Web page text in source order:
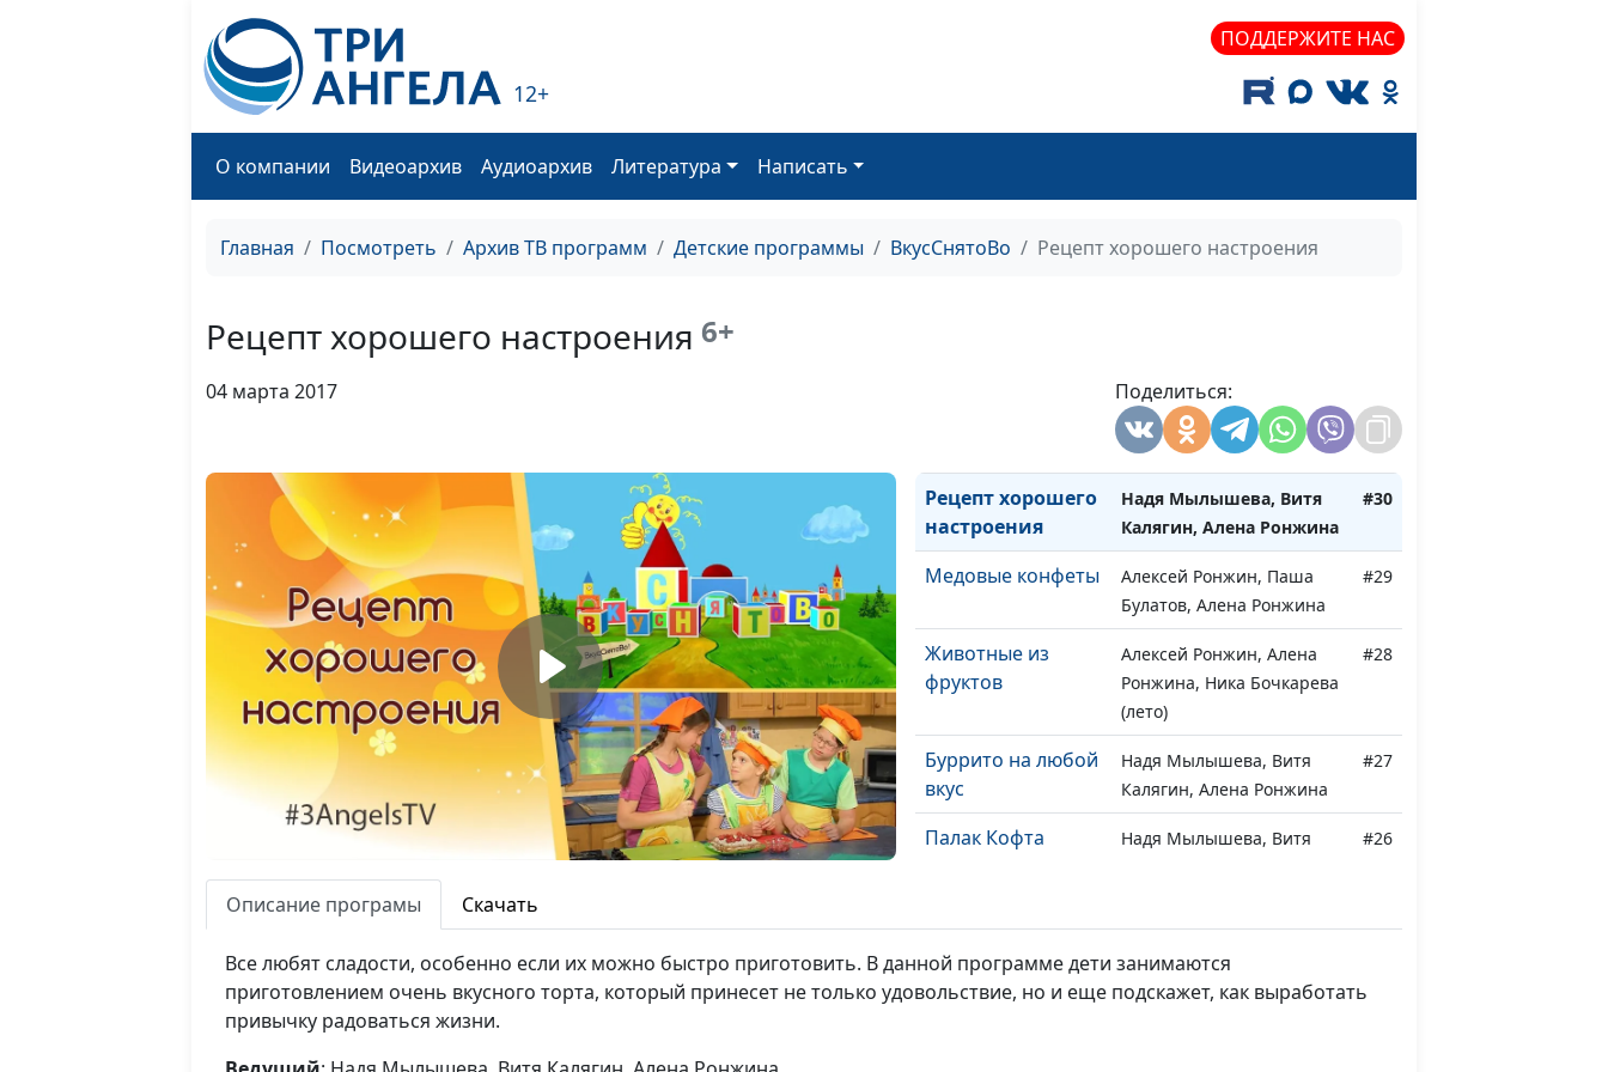
12+
ПОДДЕРЖИТЕ НАС
О компании Видеоархив Аудиоархив Литература Написать
Главная Посмотреть Архив ТВ программ Детские программы ВкусСнятоВо Рецепт хорошего настроения
Рецепт хорошего настроения 6+
04 марта 2017 Поделиться:
Ронжина, Витя Калягин
звезды
Надя Малышева, Алена
Ронжина, Егор Козуля
#34
Мюсли
Алексей Ронжин, Алена
(белое)
#33
Надя Мылышева, Витя
Калягин, Алена Ронжина
#31
Рецепт хорошего
настроения
Надя Мылышева, Витя
Калягин, Алена Ронжина
#30
Медовые конфеты
Алексей Ронжин, Паша
Булатов, Алена Ронжина
#29
Животные из
фруктов
Алексей Ронжин, Алена
Ронжина, Ника Бочкарева
(лето)
#28
Буррито на любой
вкус
Надя Мылышева, Витя
Калягин, Алена Ронжина
#27
Палак Кофта
Надя Мылышева, Витя
#26
(белое)
Описание програмы Скачать
Все любят сладости, особенно если их можно быстро приготовить. В данной программе дети занимаются
приготовлением очень вкусного торта, который принесет не только удовольствие, но и еще подскажет, как выработать
привычку радоваться жизни.